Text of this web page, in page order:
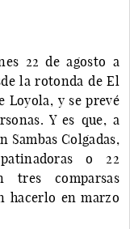
22 de agosto a
la rotonda de El
Loyola, y se prevé
Y es que, a
Sambas Colgadas,
o 22
tres comparsas
hacerlo en marzo